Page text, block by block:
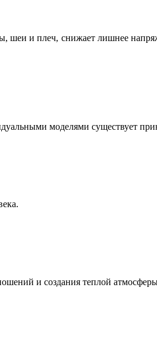
шеи и плеч, снижает лишнее
моделями существует
и создания теплой